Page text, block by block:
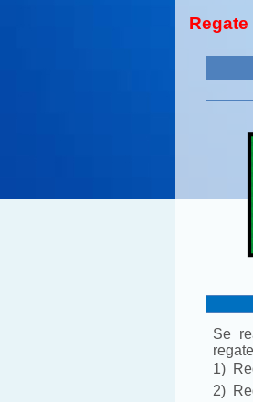
Se
1)
2)